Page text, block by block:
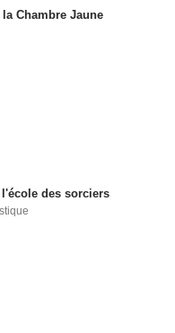
la Chambre Jaune
des sorciers